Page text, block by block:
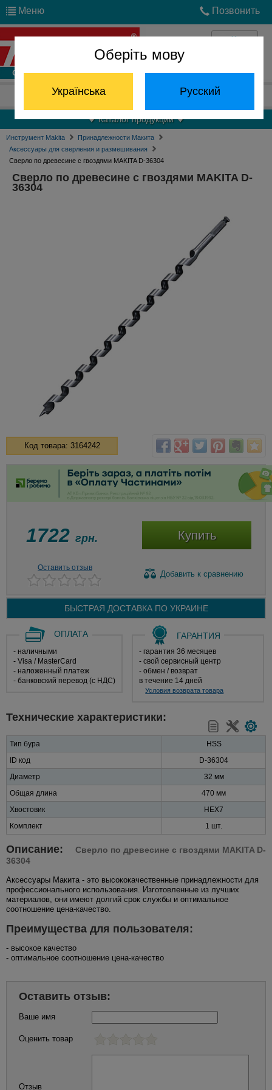
Оберіть мову
Українська Русский
Меню Позвонить
Войти
Отдел запчастей: (068) 824-24-24
Каталог продукции
Инструмент Makita
Принадлежности Макита
Аксессуары для сверления и размешивания
Сверло по древесине с гвоздями MAKITA D-36304
Сверло по древесине с гвоздями MAKITA D-
36304
Код товара: 3164242
1722 грн. Купить
Оставить отзыв
Добавить к сравнению
БЫСТРАЯ ДОСТАВКА ПО УКРАИНЕ
ОПЛАТА
- наличными
- Visa / MasterCard
- наложенный платеж
- банковский перевод (с НДС)
ГАРАНТИЯ
- гарантия 36 месяцев
- свой сервисный центр
- обмен / возврат
в течение 14 дней
Условия возврата товара
Технические характеристики:
Тип бура
HSS
ID код
D-36304
Диаметр
32 мм
Общая длина
470 мм
Хвостовик
HEX7
Комплект
1 шт.
Описание:
Сверло по древесине с гвоздями MAKITA D-
36304
Аксессуары Макита - это высококачественные принадлежности для
профессионального использования. Изготовленные из лучших
материалов, они имеют долгий срок службы и оптимальное
соотношение цена-качество.
Преимущества для пользователя:
- высокое качество
- оптимальное соотношение цена-качество
Оставить отзыв:
Ваше имя
Оценить товар
Отзыв